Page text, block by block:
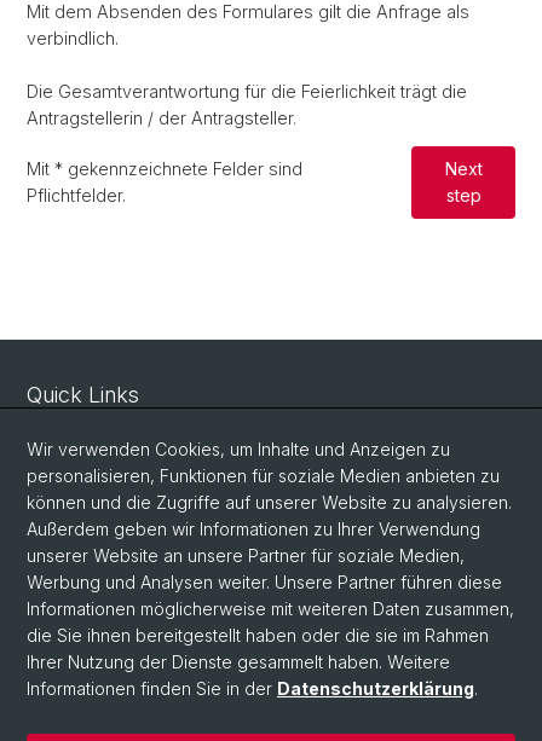
Mit dem Absenden des Formulares gilt die Anfrage als
verbindlich.
Die Gesamtverantwortung für die Feierlichkeit trägt die
Antragstellerin / der Antragsteller.
Mit * gekennzeichnete Felder sind
Pflichtfelder.
Next
step
Quick Links
Vorlesungsverzeichnis
Raumtool Universität Basel
Social Media
Instagram
Wir verwenden Cookies, um Inhalte und Anzeigen zu
personalisieren, Funktionen für soziale Medien anbieten zu
können und die Zugriffe auf unserer Website zu analysieren.
Außerdem geben wir Informationen zu Ihrer Verwendung
unserer Website an unsere Partner für soziale Medien,
Werbung und Analysen weiter. Unsere Partner führen diese
Informationen möglicherweise mit weiteren Daten zusammen,
die Sie ihnen bereitgestellt haben oder die sie im Rahmen
Ihrer Nutzung der Dienste gesammelt haben. Weitere
Informationen finden Sie in der Datenschutzerklärung.